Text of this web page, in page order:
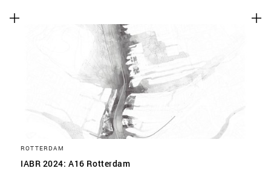
ROTTERDAM
IABR 2024: A16 Rotterdam